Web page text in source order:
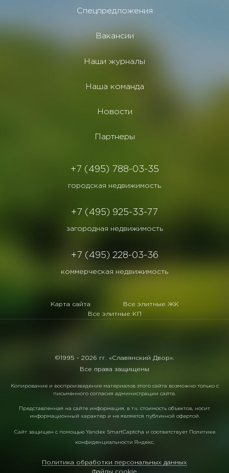
Спецпредложения
Вакансии
Наши журналы
Наша команда
Новости
Партнеры
+7 (495) 788-03-35
городская недвижимость
+7 (495) 925-33-77
загородная недвижимость
+7 (495) 228-03-36
коммерческая недвижимость
Карта сайта
Все элитные ЖК
Все элитные КП
©1995 - 2026 гг. «Славянский Двор».
Все права защищены
Копирование и воспроизведение материалов этого сайта возможно только с
письменного согласия администрации сайта.
Представленная на сайте информация, в т.ч. стоимость объектов, носит
информационный характер и не является публичной офертой.
Сайт защищен с помощью Yandex SmartCaptcha и соответствует Политике
конфиденциальности Яндекс.
Политика обработки персональных данных
Файлы cookie